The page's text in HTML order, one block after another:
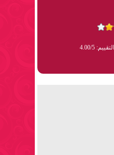
التقييم: 4.00/5